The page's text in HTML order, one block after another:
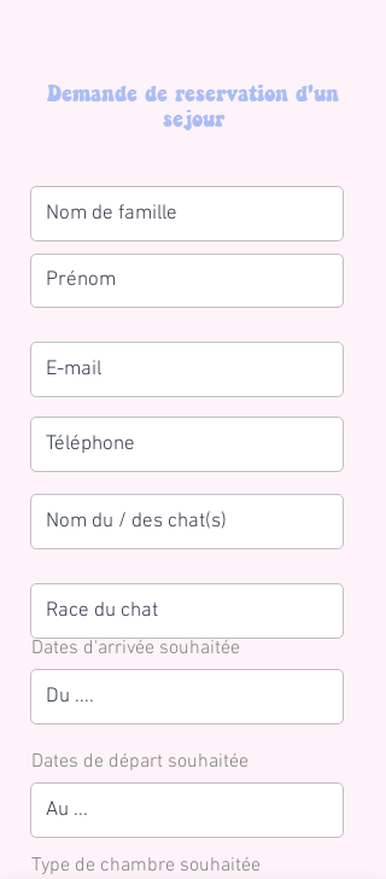
Demande de reservation d'un
sejour
Dates d'arrivée souhaitée
Dates de départ souhaitée
Type de chambre souhaitée